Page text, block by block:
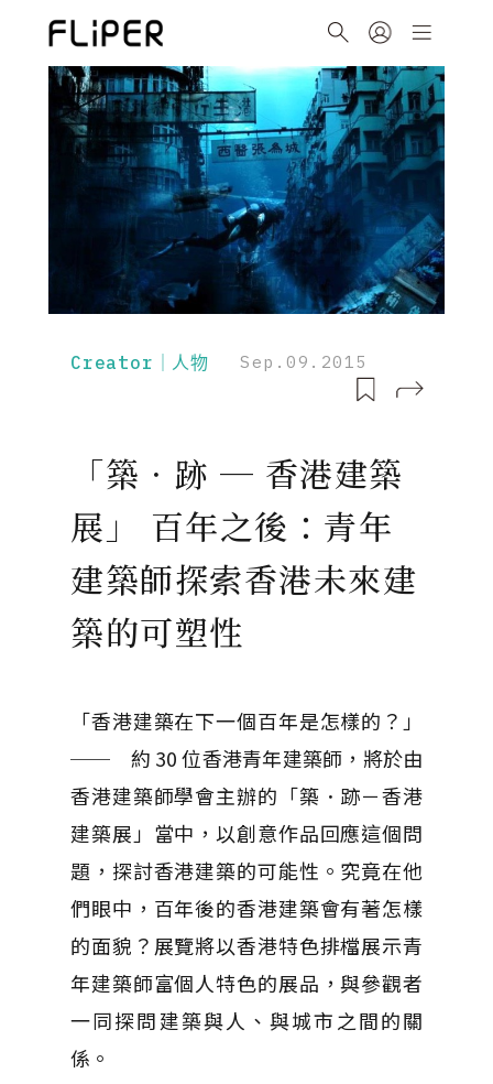
Creator｜人物 Sep.09.2015
「築．跡 ─ 香港建築
展」 百年之後：青年
建築師探索香港未來建
築的可塑性
「香港建築在下一個百年是怎樣的？」
── 約 30 位香港青年建築師，將於由
香港建築師學會主辦的「築．跡－香港
建築展」當中，以創意作品回應這個問
題，探討香港建築的可能性。究竟在他
們眼中，百年後的香港建築會有著怎樣
的面貌？展覽將以香港特色排檔展示青
年建築師富個人特色的展品，與參觀者
一同探問建築與人、與城市之間的關
係。